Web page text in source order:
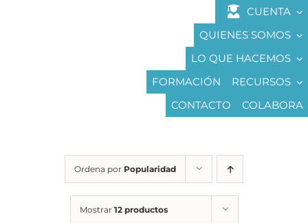
CUENTA
QUIENES SOMOS
LO QUE HACEMOS
FORMACIÓN
RECURSOS
CONTACTO
COLABORA
Ordena por Popularidad
Mostrar 12 productos